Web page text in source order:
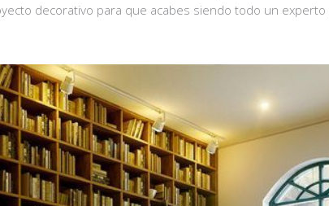
decorativo para que acabes siendo todo un